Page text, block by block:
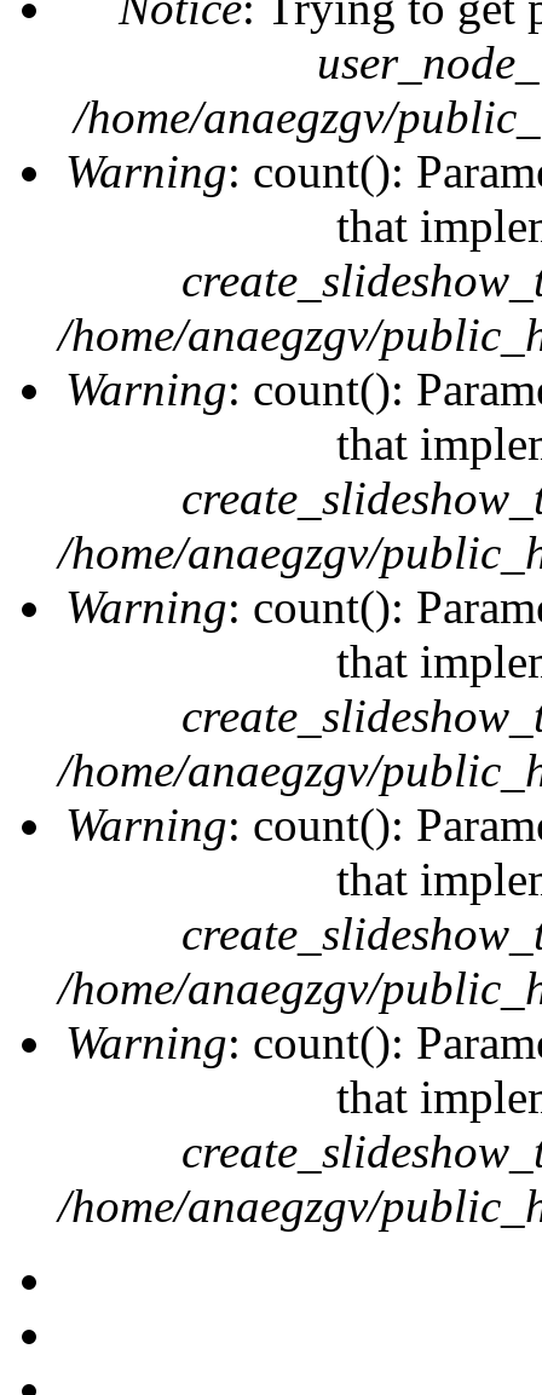
/home/anaegzgv/
Warning: count():
that
/home/anaegzgv/
Warning: count():
that
/home/anaegzgv/
Warning: count():
that
/home/anaegzgv/
Warning: count():
that
/home/anaegzgv/
Warning: count():
that
/home/anaegzgv/